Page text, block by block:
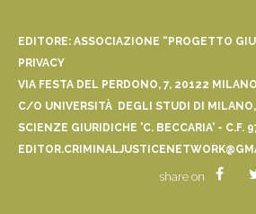
EDITORE: ASSOCIAZIONE “PROGETTO
PRIVACY
VIA FESTA DEL PERDONO, 7, 20122 MILANO
C/O UNIVERSITÀ DEGLI STUDI DI MILANO,
SCIENZE GIURIDICHE 'C. BECCARIA' - C.F.
share on